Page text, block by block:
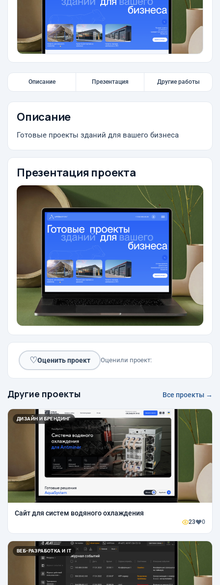
Описание Презентация Другие работы
Описание
Готовые проекты зданий для вашего бизнеса
Презентация проекта
♡Оценить проект Оценили проект:
Другие проекты Все проекты →
ДИЗАЙН И БРЕНДИНГ
Сайт для систем водяного охлаждения
23 0
ВЕБ-РАЗРАБОТКА И IT